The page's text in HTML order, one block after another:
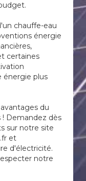
chauffe-eau
énergie
certaines
énergie plus
du
! Demandez dès
sur notre site
et
d'électricité.
notre